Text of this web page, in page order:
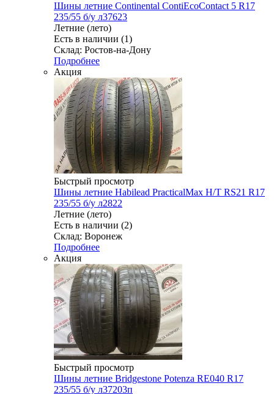
Шины летние Continental ContiEcoContact 5 R17
235/55 б/у л37623
Летние (лето)
Есть в наличии (1)
Склад: Ростов-на-Дону
Подробнее
Акция
Быстрый просмотр
Шины летние Habilead PracticalMax H/T RS21 R17
235/55 б/у л2822
Летние (лето)
Есть в наличии (2)
Склад: Воронеж
Подробнее
Акция
Быстрый просмотр
Шины летние Bridgestone Potenza RE040 R17
235/55 б/у л37203п